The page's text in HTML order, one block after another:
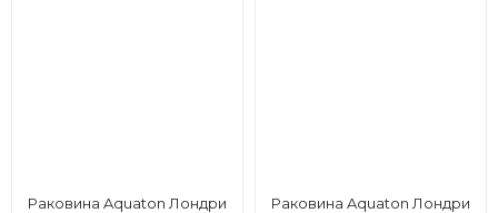
Раковина Aquaton Лондри
Раковина Aquaton Лондри